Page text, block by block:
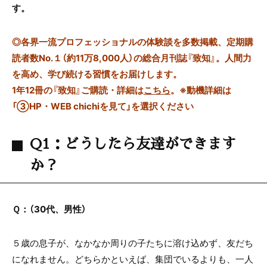
す。
◎各界一流プロフェッショナルの体験談を多数掲載、定期購
読者数No.１（約11万8,000人）の総合月刊誌『致知』。人間力
を高め、学び続ける習慣をお届けします。
1年12冊の『致知』ご購読・詳細はこちら。 ※動機詳細は
「③HP・WEB chichiを見て」を選択ください
Q1：どうしたら友達ができます
か？
Ｑ：（30代、男性）
５歳の息子が、なかなか周りの子たちに溶け込めず、友だち
になれません。どちらかといえば、集団でいるよりも、一人